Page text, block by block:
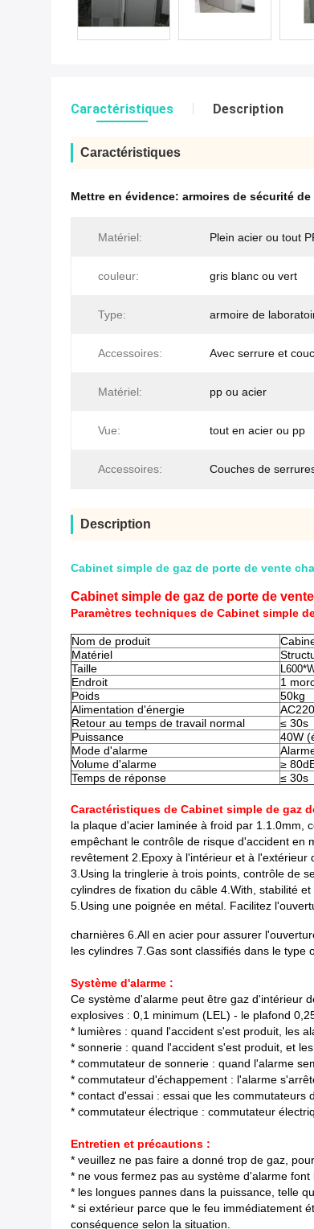
Caractéristiques Description
Caractéristiques
Mettre en évidence: armoires de sécurité
Matériel: Plein acier ou tout
couleur: gris blanc ou vert
Type: armoire de
Accessoires: Avec serrure et
Matériel: pp ou acier
Vue: tout en acier ou pp
Accessoires: Couches de
Description
Cabinet simple de gaz de porte de vente
Cabinet simple de gaz de porte de
Paramètres techniques de Cabinet simple
Nom de produit
Matériel
Taille
Endroit
1
Poids
50kg
Alimentation d'énergie
Retour au temps de travail normal
≤ 30s
Puissance
40W
Mode d'alarme
Volume d'alarme
≥
Temps de réponse
≤ 30s
Caractéristiques de Cabinet simple de gaz
la plaque d'acier laminée à froid par 1.1.0mm,
empêchant le contrôle de risque d'accident en
revêtement 2.Epoxy à l'intérieur et à l'extérieur
3.Using la tringlerie à trois points, contrôle de
cylindres de fixation du câble 4.With, stabilité
5.Using une poignée en métal. Facilitez
charnières 6.All en acier pour assurer
les cylindres 7.Gas sont classifiés dans le type
Système d'alarme :
Ce système d'alarme peut être gaz d'intérieur
explosives : 0,1 minimum (LEL) - le plafond
* lumières : quand l'accident s'est produit, les
* sonnerie : quand l'accident s'est produit, et
* commutateur de sonnerie : quand l'alarme
* commutateur d'échappement : l'alarme
* contact d'essai : essai que les commutateurs
* commutateur électrique : commutateur
Entretien et précautions :
* veuillez ne pas faire a donné trop de gaz,
* ne vous fermez pas au système d'alarme
* les longues pannes dans la puissance, telle
* si extérieur parce que le feu immédiatement
conséquence selon la situation.